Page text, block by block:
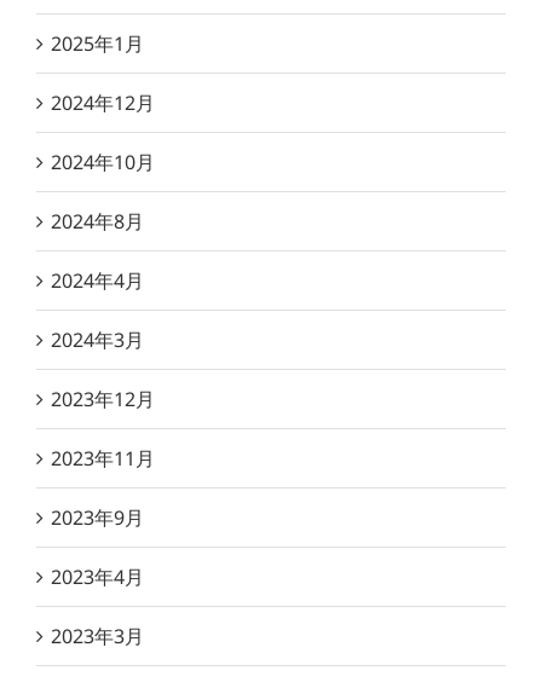
2025年1月
2024年12月
2024年10月
2024年8月
2024年4月
2024年3月
2023年12月
2023年11月
2023年9月
2023年4月
2023年3月